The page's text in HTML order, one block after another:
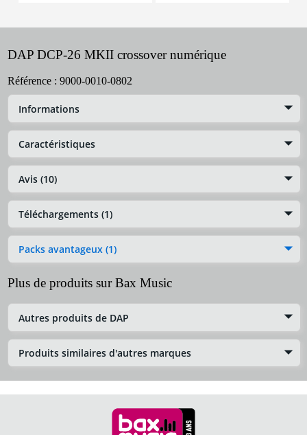
DAP DCP-26 MKII crossover numérique
Référence : 9000-0010-0802
Informations
Caractéristiques
Avis (10)
Téléchargements (1)
Packs avantageux (1)
Plus de produits sur Bax Music
Autres produits de DAP
Produits similaires d'autres marques